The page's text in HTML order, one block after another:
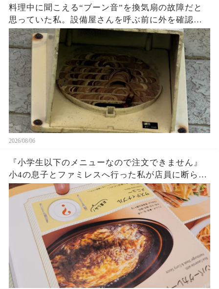
料理中に聞こえる“ブーン音”を換気扇の故障だと
思っていた私。設備屋さんを呼ぶ前に外を確認し
た瞬間、家の壁にあった想像外の正体に絶句…放
置していたら大変なことになっていたかもしれな
い
2026/08/06
『小学生以下のメニューなので注文できません』
小4の息子とファミレスへ行った私が店員に断られ
た…『この子、小学生ですけど？』と伝えても拒
否。店長確認後、判明した意外な勘違いとは…